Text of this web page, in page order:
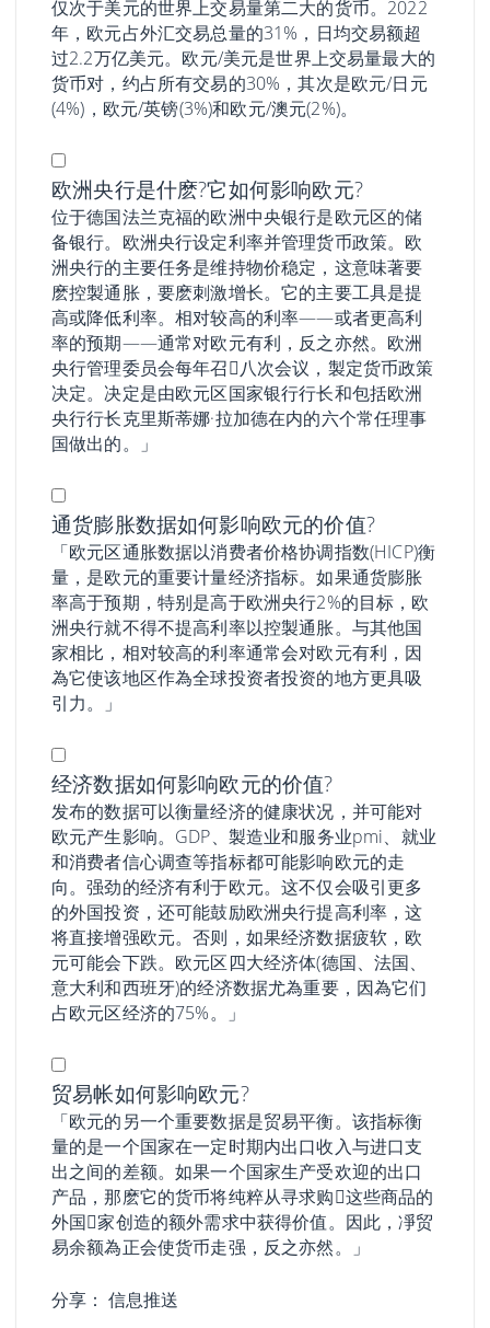
仅次于美元的世界上交易量第二大的货币。2022
年，欧元占外汇交易总量的31%，日均交易额超
过2.2万亿美元。欧元/美元是世界上交易量最大的
货币对，约占所有交易的30%，其次是欧元/日元
(4%)，欧元/英镑(3%)和欧元/澳元(2%)。
欧洲央行是什麽?它如何影响欧元?
位于德国法兰克福的欧洲中央银行是欧元区的储
备银行。欧洲央行设定利率并管理货币政策。欧
洲央行的主要任务是维持物价稳定，这意味著要
麽控製通胀，要麽刺激增长。它的主要工具是提
高或降低利率。相对较高的利率——或者更高利
率的预期——通常对欧元有利，反之亦然。欧洲
央行管理委员会每年召𫔭八次会议，製定货币政策
决定。决定是由欧元区国家银行行长和包括欧洲
央行行长克里斯蒂娜·拉加德在内的六个常任理事
国做出的。」
通货膨胀数据如何影响欧元的价值?
「欧元区通胀数据以消费者价格协调指数(HICP)衡
量，是欧元的重要计量经济指标。如果通货膨胀
率高于预期，特别是高于欧洲央行2%的目标，欧
洲央行就不得不提高利率以控製通胀。与其他国
家相比，相对较高的利率通常会对欧元有利，因
為它使该地区作為全球投资者投资的地方更具吸
引力。」
经济数据如何影响欧元的价值?
发布的数据可以衡量经济的健康状况，并可能对
欧元产生影响。GDP、製造业和服务业pmi、就业
和消费者信心调查等指标都可能影响欧元的走
向。强劲的经济有利于欧元。这不仅会吸引更多
的外国投资，还可能鼓励欧洲央行提高利率，这
将直接增强欧元。否则，如果经济数据疲软，欧
元可能会下跌。欧元区四大经济体(德国、法国、
意大利和西班牙)的经济数据尤為重要，因為它们
占欧元区经济的75%。」
贸易帐如何影响欧元?
「欧元的另一个重要数据是贸易平衡。该指标衡
量的是一个国家在一定时期内出口收入与进口支
出之间的差额。如果一个国家生产受欢迎的出口
产品，那麽它的货币将纯粹从寻求购𧹒这些商品的
外国𧹒家创造的额外需求中获得价值。因此，凈贸
易余额為正会使货币走强，反之亦然。」
分享： 信息推送